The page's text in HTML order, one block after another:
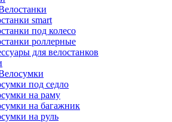
smart
под колесо
роллерные
для велостанков
под седло
на раму
на багажник
на руль